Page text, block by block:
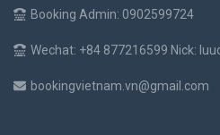
Booking Admin: 0902599724
Wechat: +84 877216599 Nick:
bookingvietnam.vn@gmail.com